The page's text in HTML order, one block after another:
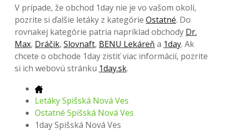
V prípade, že obchod 1day nie je vo vašom okolí,
pozrite si ďalšie letáky z kategórie Ostatné. Do
rovnakej kategórie patria napríklad obchody Dr.
Max, Dráčik, Slovnaft, BENU Lekáreň a 1day. Ak
chcete o obchode 1day zistiť viac informácií, pozrite
si ich webovú stránku 1day.sk.
Letáky Spišská Nová Ves
Ostatné Spišská Nová Ves
1day Spišská Nová Ves